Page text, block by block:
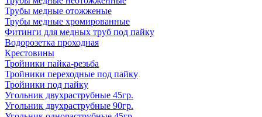
Трубы медные отожженые
Трубы медные хромированные
Фитинги для медных труб под пайку
Водорозетка проходная
Крестовины
Тройники пайка-резьба
Тройники переходные под пайку
Тройники под пайку
Угольник двухраструбные 45гр.
Угольник двухраструбные 90гр.